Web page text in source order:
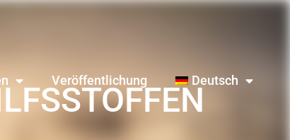
Veröffentlichung Deutsch